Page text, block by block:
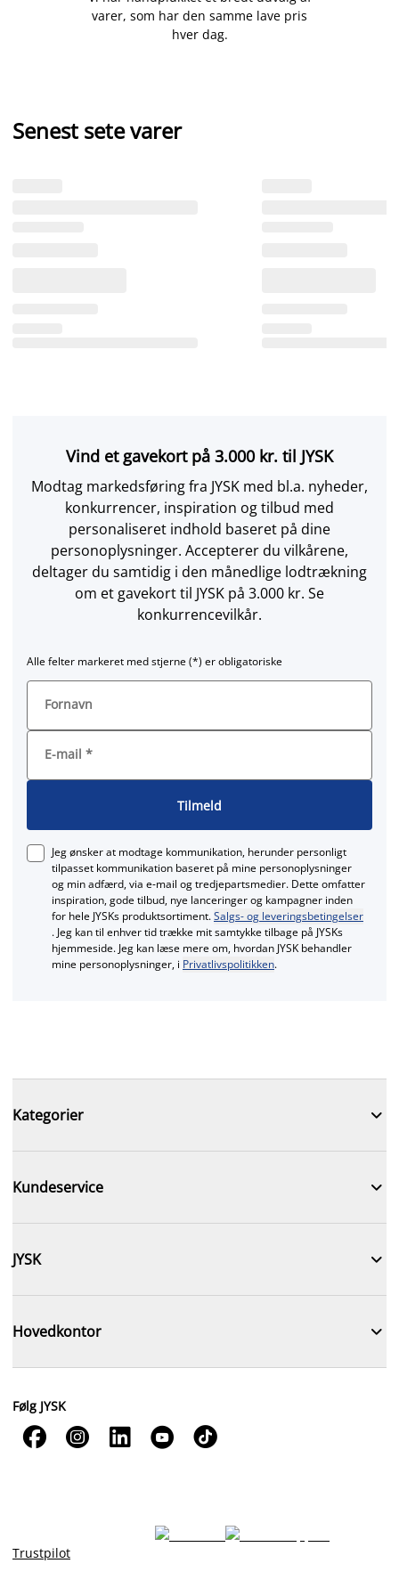
varer, som har den samme lave pris
hver dag.
Senest sete varer
Vind et gavekort på 3.000 kr. til JYSK
Modtag markedsføring fra JYSK med bl.a. nyheder,
konkurrencer, inspiration og tilbud med
personaliseret indhold baseret på dine
personoplysninger. Accepterer du vilkårene,
deltager du samtidig i den månedlige lodtrækning
om et gavekort til JYSK på 3.000 kr. Se
konkurrencevilkår.
Alle felter markeret med stjerne (*) er obligatoriske
Fornavn
E-mail *
Tilmeld
Jeg ønsker at modtage kommunikation, herunder personligt
tilpasset kommunikation baseret på mine personoplysninger
og min adfærd, via e‑mail og tredjepartsmedier. Dette omfatter
inspiration, gode tilbud, nye lanceringer og kampagner inden
for hele JYSKs produktsortiment.Salgs- og leveringsbetingelser
. Jeg kan til enhver tid trække mit samtykke tilbage på JYSKs
hjemmeside. Jeg kan læse mere om, hvordan JYSK behandler
mine personoplysninger, i Privatlivspolitikken.
Kategorier 
Kundeservice 
JYSK 
Hovedkontor 
Følg JYSK
    
Trustpilot